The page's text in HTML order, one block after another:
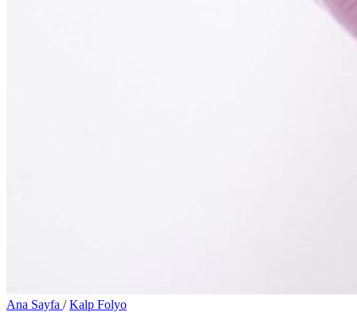
Ana Sayfa / Kalp Folyo